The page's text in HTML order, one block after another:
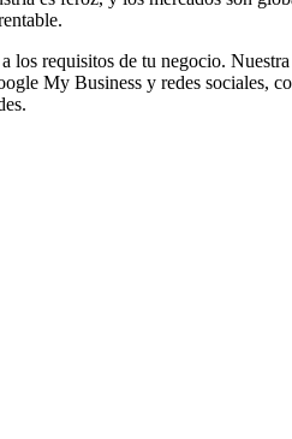
los requisitos de tu negocio.
My Business y redes sociales,